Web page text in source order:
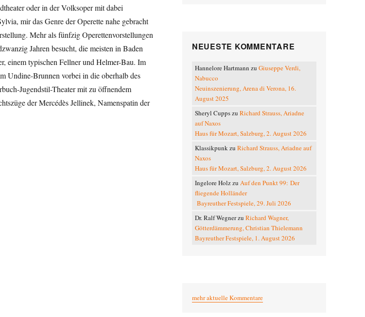
oder in der Volksoper mit dabei
mir das Genre der Operette nahe gebracht
Mehr als fünfzig Operettenvorstellungen
Jahren besucht, die meisten in Baden
einem typischen Fellner und Helmer-Bau. Im
Undine-Brunnen vorbei in die oberhalb des
Jugendstil-Theater mit zu öffnendem
der Mercédès Jellinek, Namenspatin der
und Landestheater nicht, und ehrt mir ihre Kunst (4): Bühne Baden – Operetten, Singspiele“
NEUESTE KOMMENTARE
Hannelore Hartmann zu Giuseppe Verdi,
Nabucco
Neuinszenierung, Arena di Verona, 16.
August 2025
Sheryl Cuppszu Richard Strauss, Ariadne
auf Naxos
Haus für Mozart, Salzburg, 2. August 2026
Klassikpunk zu Richard Strauss, Ariadne auf
Naxos
Haus für Mozart, Salzburg, 2. August 2026
Ingelore Holzzu Auf den Punkt 99: Der
fliegende Holländer
Bayreuther Festspiele, 29. Juli 2026
Dr. Ralf Wegnerzu Richard Wagner,
Götterdämmerung, Christian Thielemann
Bayreuther Festspiele, 1. August 2026
mehr aktuelle Kommentare